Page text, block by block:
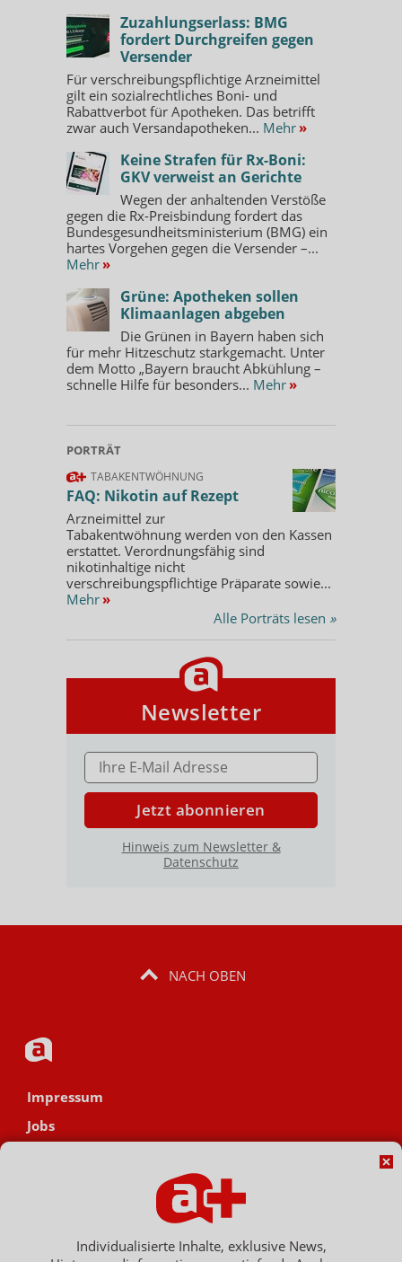
Zuzahlungserlass: BMG
fordert Durchgreifen gegen
Versender
Für verschreibungspflichtige Arzneimittel
gilt ein sozialrechtliches Boni- und
Rabattverbot für Apotheken. Das betrifft
zwar auch Versandapotheken... Mehr »
Keine Strafen für Rx-Boni:
GKV verweist an Gerichte
Wegen der anhaltenden Verstöße
gegen die Rx-Preisbindung fordert das
Bundesgesundheitsministerium (BMG) ein
hartes Vorgehen gegen die Versender –...
Mehr »
Grüne: Apotheken sollen
Klimaanlagen abgeben
Die Grünen in Bayern haben sich
für mehr Hitzeschutz starkgemacht. Unter
dem Motto „Bayern braucht Abkühlung –
schnelle Hilfe für besonders... Mehr »
PORTRÄT
TABAKENTWÖHNUNG
FAQ: Nikotin auf Rezept
Arzneimittel zur
Tabakentwöhnung werden von den Kassen
erstattet. Verordnungsfähig sind
nikotinhaltige nicht
verschreibungspflichtige Präparate sowie...
Mehr »
Alle Porträts lesen »
Newsletter
E-MAIL ADRESSE
Jetzt abonnieren
Hinweis zum Newsletter &
Datenschutz
NACH OBEN
Impressum
Jobs
Hinweisgebersystem
Individualisierte Inhalte, exklusive News,